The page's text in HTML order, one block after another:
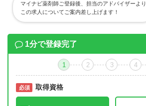
マイナビ薬剤師ご登録後、担当のアドバイザーより
この求人についてご案内差し上げます！
1分で登録完了
1 2 3 4
必須 取得資格